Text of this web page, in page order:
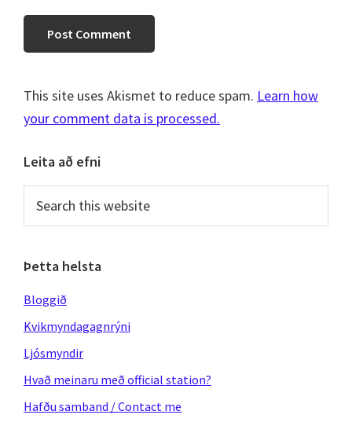
This site uses Akismet to reduce spam. Learn how
your comment data is processed.
Primary
Sidebar
Leita að efni
this
Þetta helsta
Bloggið
Kvikmyndagagnrýni
Ljósmyndir
Hvað meinaru með official station?
Hafðu samband / Contact me